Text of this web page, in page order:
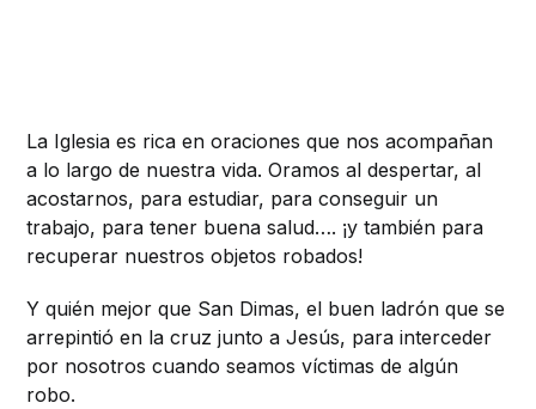
La Iglesia es rica en oraciones que nos acompañan
a lo largo de nuestra vida. Oramos al despertar, al
acostarnos, para estudiar, para conseguir un
trabajo, para tener buena salud…. ¡y también para
recuperar nuestros objetos robados!
Y quién mejor que San Dimas, el buen ladrón que se
arrepintió en la cruz junto a Jesús, para interceder
por nosotros cuando seamos víctimas de algún
robo.